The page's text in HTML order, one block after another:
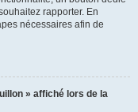
rapporter. En
nécessaires afin de
» affiché lors de la